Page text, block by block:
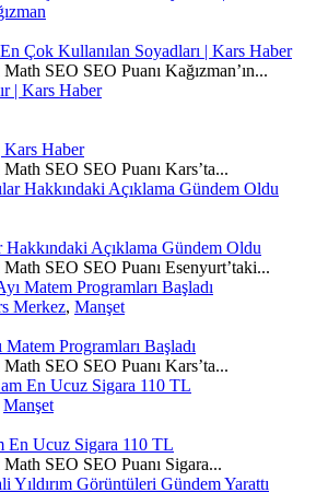
Çok Kullanılan Soyadları | Kars Haber
SEO SEO Puanı Kağızman’ın...
Kars Haber
SEO SEO Puanı Kars’ta...
Hakkındaki Açıklama Gündem Oldu
SEO SEO Puanı Esenyurt’taki...
Merkez, Manşet
Programları Başladı
SEO SEO Puanı Kars’ta...
Manşet
En Ucuz Sigara 110 TL
SEO SEO Puanı Sigara...